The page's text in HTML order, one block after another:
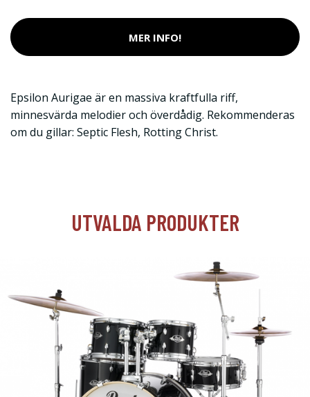
MER INFO!
Epsilon Aurigae är en massiva kraftfulla riff,
minnesvärda melodier och överdådig. Rekommenderas
om du gillar: Septic Flesh, Rotting Christ.
UTVALDA PRODUKTER